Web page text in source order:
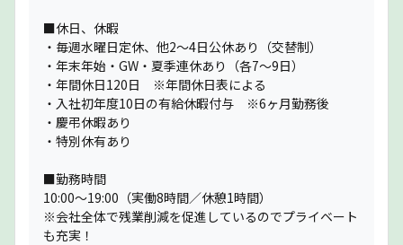
■休日、休暇
・毎週水曜日定休、他2〜4日公休あり（交替制）
・年末年始・GW・夏季連休あり（各7〜9日）
・年間休日120日 ※年間休日表による
・入社初年度10日の有給休暇付与 ※6ヶ月勤務後
・慶弔休暇あり
・特別休有あり
■勤務時間
10:00〜19:00（実働8時間／休憩1時間）
※会社全体で残業削減を促進しているのでプライベート
も充実！